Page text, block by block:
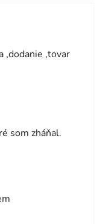
,dodanie ,tovar
som zháňal.